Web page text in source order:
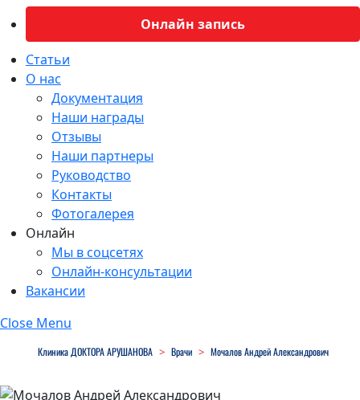
Онлайн запись
Статьи
О нас
Документация
Наши награды
Отзывы
Наши партнеры
Руководство
Контакты
Фотогалерея
Онлайн
Мы в соцсетях
Онлайн-консультации
Вакансии
Close Menu
Клиника ДОКТОРА АРУШАНОВА > Врачи > Мочалов Андрей Александрович